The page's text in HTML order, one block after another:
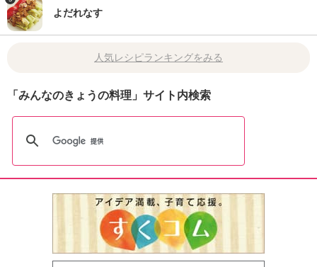
よだれなす
人気レシピランキングをみる
「みんなのきょうの料理」サイト内検索